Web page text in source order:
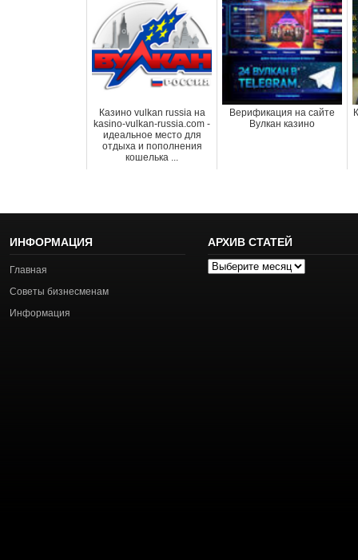
Казино vulkan russia на
kasino-vulkan-russia.com -
идеальное место для
отдыха и пополнения
кошелька ...
Верификация на сайте
Вулкан казино
ИНФОРМАЦИЯ
Главная
Советы бизнесменам
Информация
АРХИВ СТАТЕЙ
Архив